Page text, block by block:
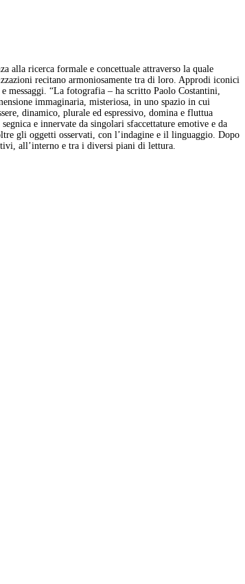
alla ricerca formale e concettuale attraverso la quale
recitano armoniosamente tra di loro. Approdi iconici
messaggi. “La fotografia – ha scritto Paolo Costantini,
immaginaria, misteriosa, in uno spazio in cui
dinamico, plurale ed espressivo, domina e fluttua
e innervate da singolari sfaccettature emotive e da
gli oggetti osservati, con l’indagine e il linguaggio. Dopo
all’interno e tra i diversi piani di lettura.